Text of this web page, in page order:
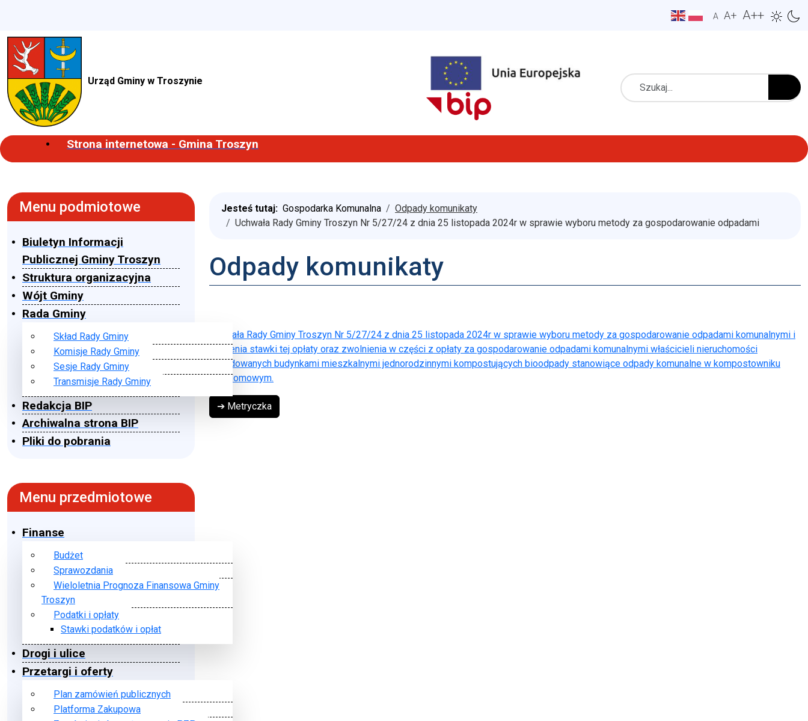
A A+ A++
Urząd Gminy w Troszynie
Szukaj
Strona internetowa - Gmina Troszyn
Menu podmiotowe
Biuletyn Informacji
Publicznej Gminy Troszyn
Struktura organizacyjna
Wójt Gminy
Rada Gminy
Skład Rady Gminy
Komisje Rady Gminy
Sesje Rady Gminy
Transmisje Rady Gminy
Redakcja BIP
Archiwalna strona BIP
Pliki do pobrania
Menu przedmiotowe
Finanse
Budżet
Sprawozdania
Wieloletnia Prognoza Finansowa Gminy
Troszyn
Podatki i opłaty
Stawki podatków i opłat
Drogi i ulice
Przetargi i oferty
Plan zamówień publicznych
Platforma Zakupowa
Jesteś tutaj: Gospodarka Komunalna
Odpady komunikaty
Uchwała Rady Gminy Troszyn Nr 5/27/24 z dnia 25 listopada 2024r w sprawie wyboru metody za gospodarowanie odpadami
Odpady komunikaty
Uchwała Rady Gminy Troszyn Nr 5/27/24 z dnia 25 listopada 2024r w sprawie wyboru metody za gospodarowanie odpadami komunalnymi i
ustalenia stawki tej opłaty oraz zwolnienia w części z opłaty za gospodarowanie odpadami komunalnymi właścicieli nieruchomości
zabudowanych budynkami mieszkalnymi jednorodzinnymi kompostujących bioodpady stanowiące odpady komunalne w kompostowniku
przydomowym.
➔ Metryczka